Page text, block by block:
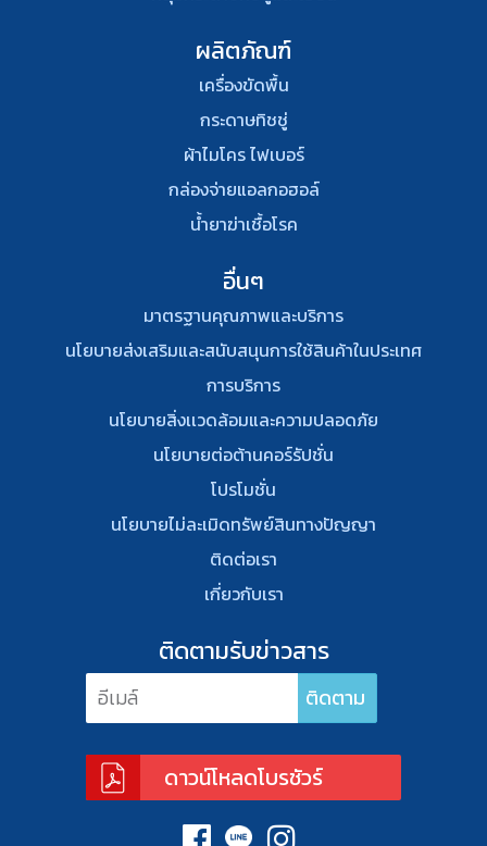
ผลิตภัณฑ์
เครื่องขัดพื้น
กระดาษทิชชู่
ผ้าไมโคร ไฟเบอร์
กล่องจ่ายแอลกอฮอล์
น้ำยาฆ่าเชื้อโรค
อื่นๆ
มาตรฐานคุณภาพและบริการ
นโยบายส่งเสริมและสนับสนุนการใช้สินค้าในประเทศ
การบริการ
นโยบายสิ่งเเวดล้อมและความปลอดภัย
นโยบายต่อต้านคอร์รัปชั่น
โปรโมชั่น
นโยบายไม่ละเมิดทรัพย์สินทางปัญญา
ติดต่อเรา
เกี่ยวกับเรา
ติดตามรับข่าวสาร
ดาวน์โหลดโบรชัวร์